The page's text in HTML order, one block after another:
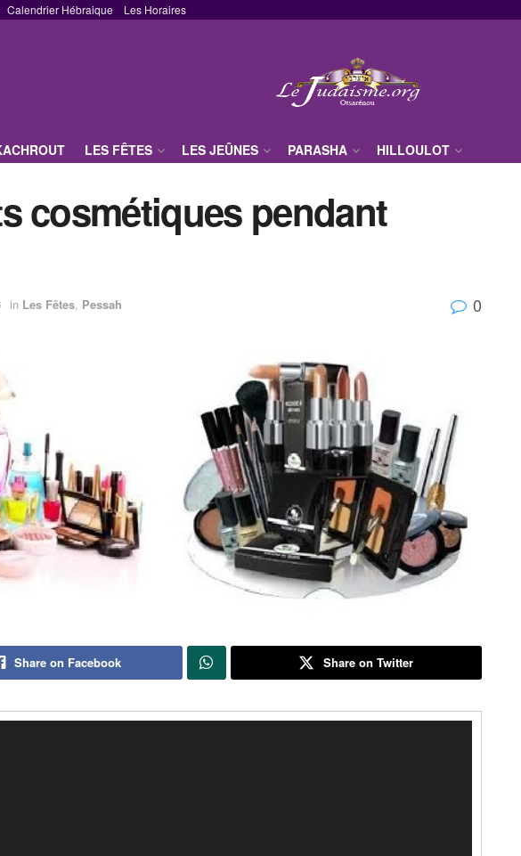
Calendrier Hébraique Les Horaires
LES FÊTES LES JEÛNES PARASHA HILLOULOT
cosmétiques pendant
in Les Fêtes, Pessah 0
Share on Facebook Share on Twitter